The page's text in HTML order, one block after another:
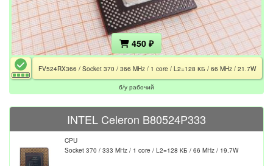
450 ₽
FV524RX366 / Socket 370 / 366 MHz / 1 core / L2=128 КБ / 66 MHz / 21.7W
б/у рабочий
INTEL Celeron B80524P333
CPU
Socket 370 / 333 MHz / 1 core / L2=128 КБ / 66 MHz / 19.7W